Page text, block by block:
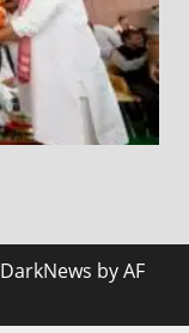
DarkNews by AF